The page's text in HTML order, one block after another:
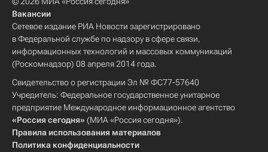
Вакансии
Сетевое издание РИА Новости зарегистрировано
в Федеральной службе по надзору в сфере связи,
информационных технологий и массовых коммуникаций
(Роскомнадзор) 08 апреля 2014 года.
Свидетельство о регистрации Эл № ФС77-57640
Учредитель: Федеральное государственное унитарное
предприятие Международное информационное агентство
«Россия сегодня» (МИА «Россия сегодня»).
Правила использования материалов
Политика конфиденциальности